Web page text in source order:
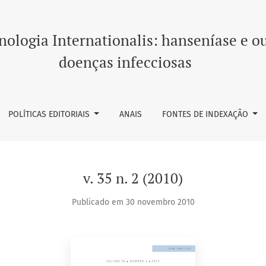
Internationalis: hanseníase e
doenças infecciosas
POLÍTICAS EDITORIAIS ANAIS FONTES DE INDEXAÇÃO
v. 35 n. 2 (2010)
Publicado em 30 novembro 2010